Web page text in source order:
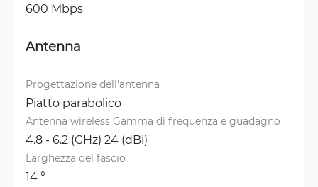
600 Mbps
Antenna
Progettazione dell'antenna
Piatto parabolico
Antenna wireless Gamma di frequenza e guadagno
4.8 - 6.2 (GHz) 24 (dBi)
Larghezza del fascio
14 °